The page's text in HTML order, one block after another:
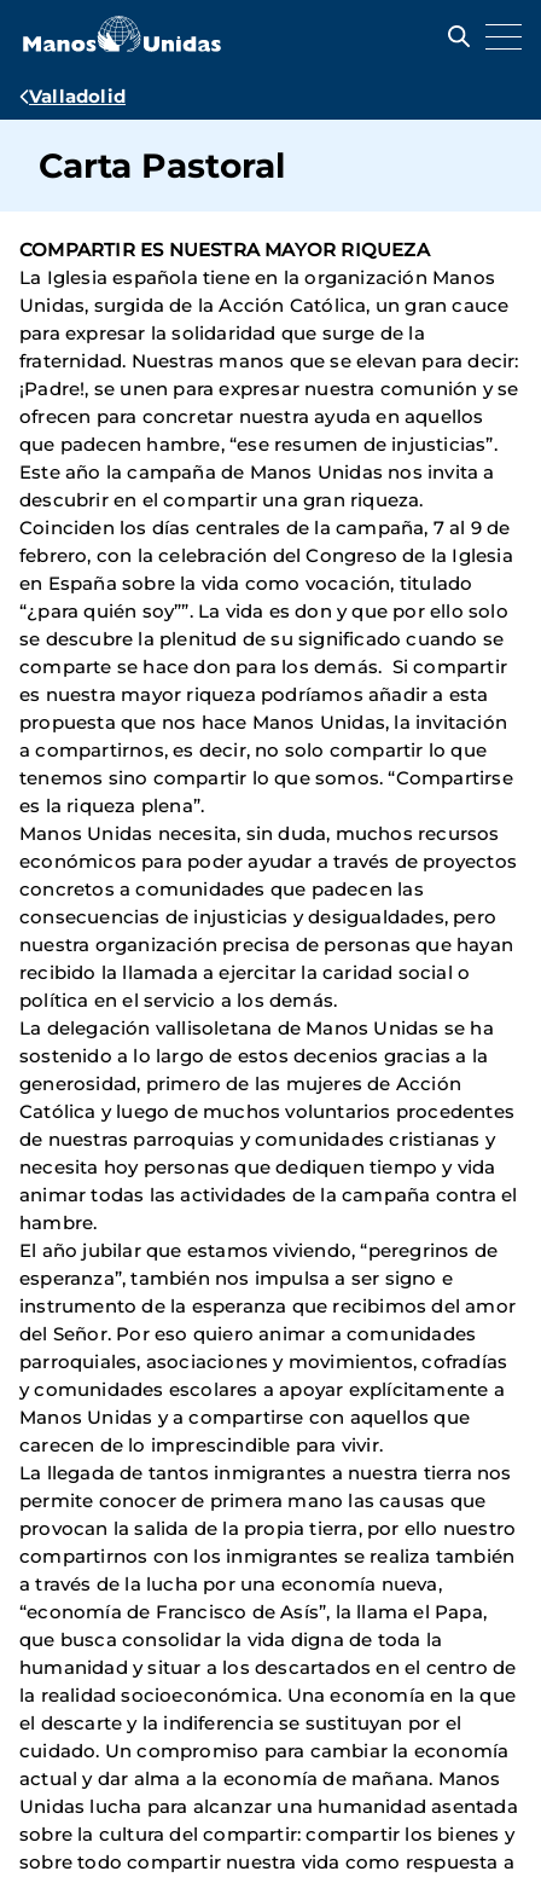
contenido
Ruta
navegación
Valladolid
Carta Pastoral
COMPARTIR ES NUESTRA MAYOR RIQUEZA
La Iglesia española tiene en la organización Manos
Unidas, surgida de la Acción Católica, un gran cauce
para expresar la solidaridad que surge de la
fraternidad. Nuestras manos que se elevan para decir:
¡Padre!, se unen para expresar nuestra comunión y se
ofrecen para concretar nuestra ayuda en aquellos
que padecen hambre, “ese resumen de injusticias”.
Este año la campaña de Manos Unidas nos invita a
descubrir en el compartir una gran riqueza.
Coinciden los días centrales de la campaña, 7 al 9 de
febrero, con la celebración del Congreso de la Iglesia
en España sobre la vida como vocación, titulado
“¿para quién soy””. La vida es don y que por ello solo
se descubre la plenitud de su significado cuando se
comparte se hace don para los demás. Si compartir
es nuestra mayor riqueza podríamos añadir a esta
propuesta que nos hace Manos Unidas, la invitación
a compartirnos, es decir, no solo compartir lo que
tenemos sino compartir lo que somos. “Compartirse
es la riqueza plena”.
Manos Unidas necesita, sin duda, muchos recursos
económicos para poder ayudar a través de proyectos
concretos a comunidades que padecen las
consecuencias de injusticias y desigualdades, pero
nuestra organización precisa de personas que hayan
recibido la llamada a ejercitar la caridad social o
política en el servicio a los demás.
La delegación vallisoletana de Manos Unidas se ha
sostenido a lo largo de estos decenios gracias a la
generosidad, primero de las mujeres de Acción
Católica y luego de muchos voluntarios procedentes
de nuestras parroquias y comunidades cristianas y
necesita hoy personas que dediquen tiempo y vida
animar todas las actividades de la campaña contra el
hambre.
El año jubilar que estamos viviendo, “peregrinos de
esperanza”, también nos impulsa a ser signo e
instrumento de la esperanza que recibimos del amor
del Señor. Por eso quiero animar a comunidades
parroquiales, asociaciones y movimientos, cofradías
y comunidades escolares a apoyar explícitamente a
Manos Unidas y a compartirse con aquellos que
carecen de lo imprescindible para vivir.
La llegada de tantos inmigrantes a nuestra tierra nos
permite conocer de primera mano las causas que
provocan la salida de la propia tierra, por ello nuestro
compartirnos con los inmigrantes se realiza también
a través de la lucha por una economía nueva,
“economía de Francisco de Asís”, la llama el Papa,
que busca consolidar la vida digna de toda la
humanidad y situar a los descartados en el centro de
la realidad socioeconómica. Una economía en la que
el descarte y la indiferencia se sustituyan por el
cuidado. Un compromiso para cambiar la economía
actual y dar alma a la economía de mañana. Manos
Unidas lucha para alcanzar una humanidad asentada
sobre la cultura del compartir: compartir los bienes y
sobre todo compartir nuestra vida como respuesta a